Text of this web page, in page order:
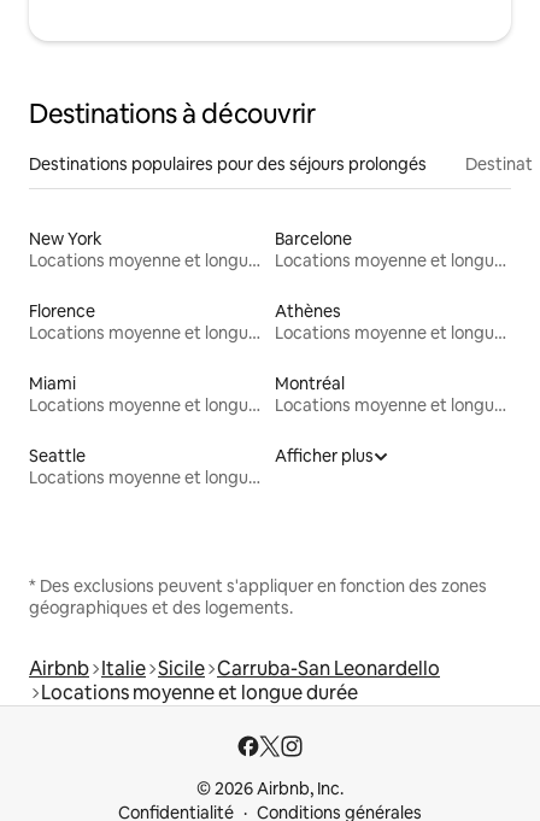
Destinations à découvrir
Destinations populaires pour des séjours prolongés
New York
Locations moyenne et longue durée
Barcelone
Locations moyenne et longue durée
Florence
Locations moyenne et longue durée
Athènes
Locations moyenne et longue durée
Miami
Locations moyenne et longue durée
Montréal
Locations moyenne et longue durée
Seattle
Locations moyenne et longue durée
Afficher plus
* Des exclusions peuvent s'appliquer en fonction des zones
géographiques et des logements.
Airbnb Italie Sicile Carruba-San Leonardello
Locations moyenne et longue durée
© 2026 Airbnb, Inc.
Confidentialité
Conditions générales